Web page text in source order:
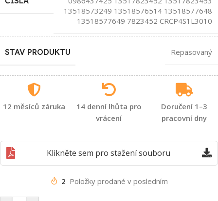
13518573249 13518576514 13518577648
13518577649 7823452 CRCP4S1L3010
STAV PRODUKTU Repasovaný
12 měsíců záruka
14 denní lhůta pro
vrácení
Doručení 1–3
pracovní dny
Klikněte sem pro stažení souboru
2 Položky prodané v posledním